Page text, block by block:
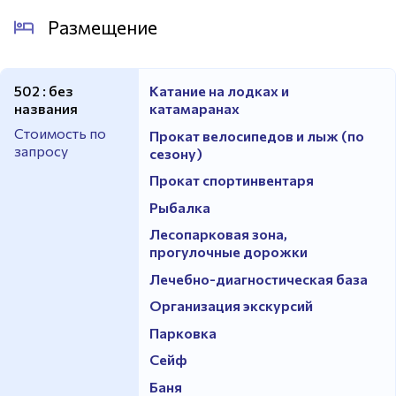
Размещение
502 : без
названия
Стоимость по
запросу
Катание на лодках и
катамаранах
Прокат велосипедов и лыж (по
сезону)
Прокат спортинвентаря
Рыбалка
Лесопарковая зона,
прогулочные дорожки
Лечебно-диагностическая база
Организация экскурсий
Парковка
Сейф
Баня